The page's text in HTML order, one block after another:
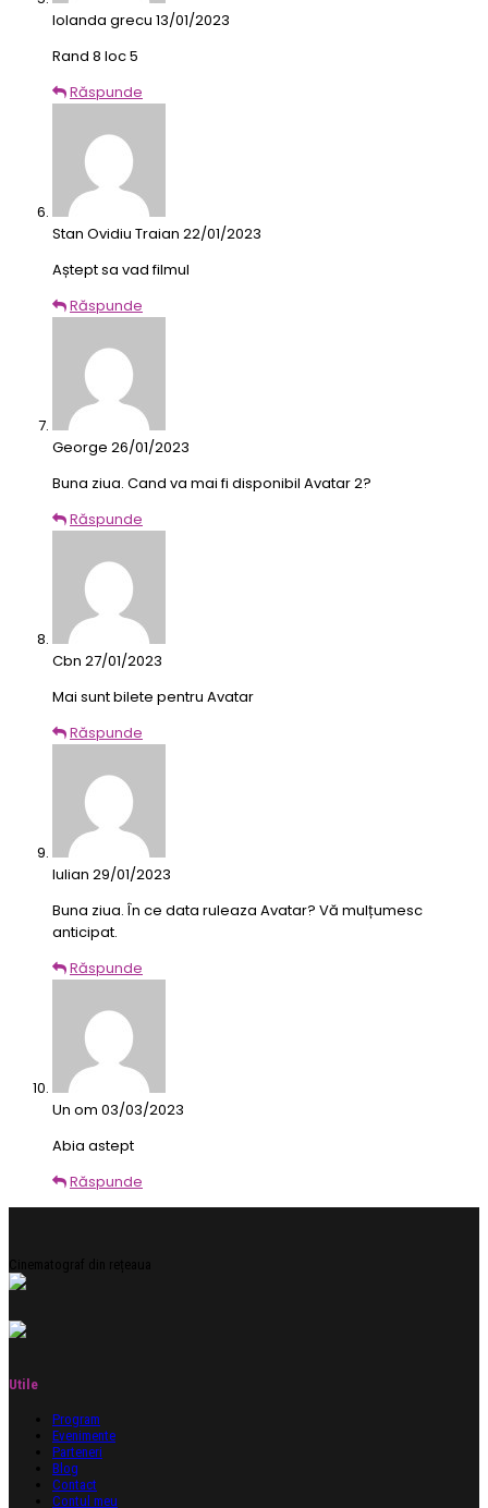
Iolanda grecu 13/01/2023
Rand 8 loc 5
Răspunde
Stan Ovidiu Traian 22/01/2023
Aștept sa vad filmul
Răspunde
George 26/01/2023
Buna ziua. Cand va mai fi disponibil Avatar 2?
Răspunde
Cbn 27/01/2023
Mai sunt bilete pentru Avatar
Răspunde
Iulian 29/01/2023
Buna ziua. În ce data ruleaza Avatar? Vă mulțumesc
anticipat.
Răspunde
Un om 03/03/2023
Abia astept
Răspunde
Cinematograf din rețeaua
Utile
Program
Evenimente
Parteneri
Blog
Contact
Contul meu